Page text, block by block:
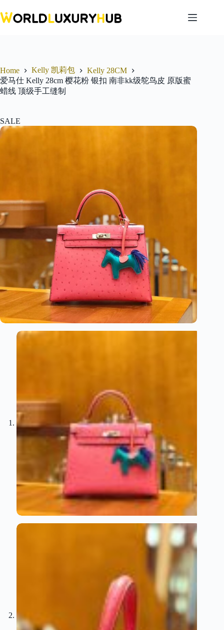
to
content
Home Kelly 凯莉包
Kelly 28CM
爱马仕 Kelly 28cm 樱花粉 银扣 南非kk级鸵鸟皮 原版蜜
蜡线 顶级手工缝制
SALE